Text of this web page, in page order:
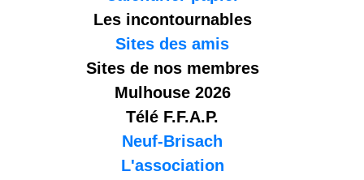
Les incontournables
Sites des amis
Sites de nos membres
Mulhouse 2026
Télé F.F.A.P.
Neuf-Brisach
L'association